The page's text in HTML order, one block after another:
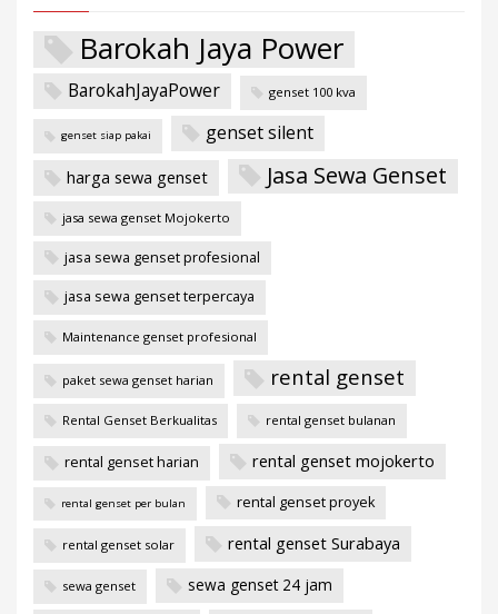
Barokah Jaya Power
BarokahJayaPower genset 100 kva
genset siap pakai genset silent
harga sewa genset Jasa Sewa Genset
jasa sewa genset Mojokerto
jasa sewa genset profesional
jasa sewa genset terpercaya
Maintenance genset profesional
paket sewa genset harian rental genset
Rental Genset Berkualitas rental genset bulanan
rental genset harian rental genset mojokerto
rental genset per bulan rental genset proyek
rental genset solar rental genset Surabaya
sewa genset sewa genset 24 jam